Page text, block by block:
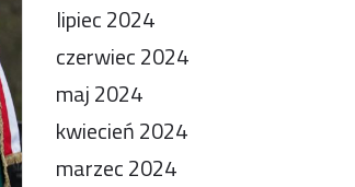
lipiec 2024
czerwiec 2024
maj 2024
kwiecień 2024
marzec 2024